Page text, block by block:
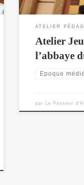
ATELIER
Atelier
l’abbaye
Epoque
par Le Passeur